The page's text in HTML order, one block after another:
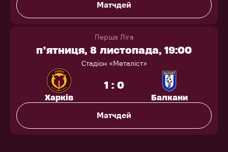
Матчдей
Перша Ліга
п’ятниця, 8 листопада, 19:00
Стадіон «Металіст»
Харків
1 : 0
Балкани
Матчдей